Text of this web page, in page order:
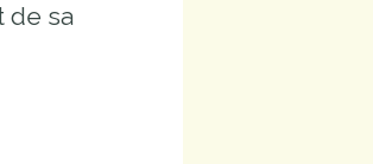
de sa